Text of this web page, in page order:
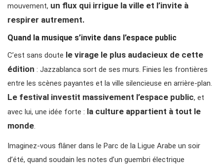
mouvement, un flux qui irrigue la ville et l’invite à
respirer autrement.
Quand la musique s’invite dans l’espace public
C’est sans doute le virage le plus audacieux de cette
édition : Jazzablanca sort de ses murs. Finies les frontières
entre les scènes payantes et la ville silencieuse en arrière-plan.
Le festival investit massivement l’espace public, et
avec lui, une idée forte : la culture appartient à tout le
monde.
Imaginez-vous flâner dans le Parc de la Ligue Arabe un soir
d’été, quand soudain les notes d’un guembri électrique